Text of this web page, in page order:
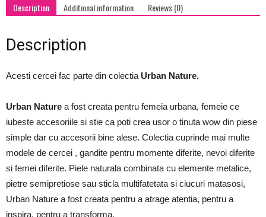
Description Additional information Reviews (0)
Description
Acesti cercei fac parte din colectia Urban Nature.
Urban Nature a fost creata pentru femeia urbana, femeie ce
iubeste accesoriile si stie ca poti crea usor o tinuta wow din piese
simple dar cu accesorii bine alese. Colectia cuprinde mai multe
modele de cercei , gandite pentru momente diferite, nevoi diferite
si femei diferite. Piele naturala combinata cu elemente metalice,
pietre semipretiose sau sticla multifatetata si ciucuri matasosi,
Urban Nature a fost creata pentru a atrage atentia, pentru a
inspira, pentru a transforma.